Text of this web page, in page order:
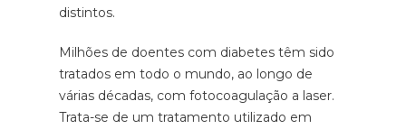
distintos.
Milhões de doentes com diabetes têm sido
tratados em todo o mundo, ao longo de
várias décadas, com fotocoagulação a laser.
Trata-se de um tratamento utilizado em